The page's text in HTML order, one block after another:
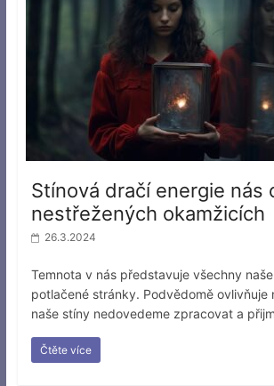
Stínová dračí energie nás
nestřežených okamžicích
26.3.2024
Temnota v nás představuje všechny
potlačené stránky. Podvědomě ovlivňuje
naše stíny nedovedeme zpracovat a
Čtěte více